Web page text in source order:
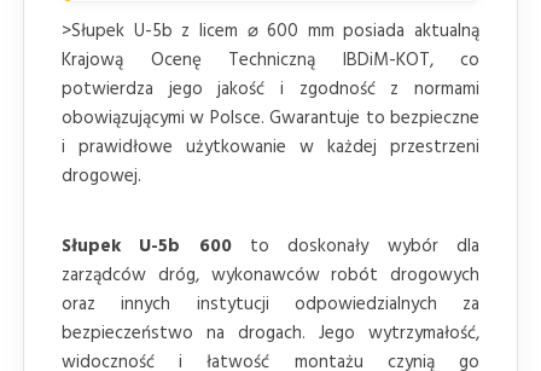
>Słupek U-5b z licem ⌀ 600 mm posiada aktualną
Krajową Ocenę Techniczną IBDiM-KOT, co
potwierdza jego jakość i zgodność z normami
obowiązującymi w Polsce. Gwarantuje to bezpieczne
i prawidłowe użytkowanie w każdej przestrzeni
drogowej.
Słupek U-5b 600to doskonały wybór dla
zarządców dróg, wykonawców robót drogowych
oraz innych instytucji odpowiedzialnych za
bezpieczeństwo na drogach. Jego wytrzymałość,
widoczność i łatwość montażu czynią go